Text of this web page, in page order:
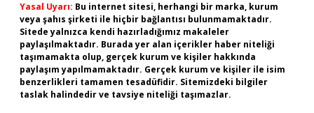
Yasal Uyarı: Bu internet sitesi, herhangi bir marka, kurum
veya şahıs şirketi ile hiçbir bağlantısı bulunmamaktadır.
Sitede yalnızca kendi hazırladığımız makaleler
paylaşılmaktadır. Burada yer alan içerikler haber niteliği
taşımamakta olup, gerçek kurum ve kişiler hakkında
paylaşım yapılmamaktadır. Gerçek kurum ve kişiler ile isim
benzerlikleri tamamen tesadüfidir. Sitemizdeki bilgiler
taslak halindedir ve tavsiye niteliği taşımazlar.